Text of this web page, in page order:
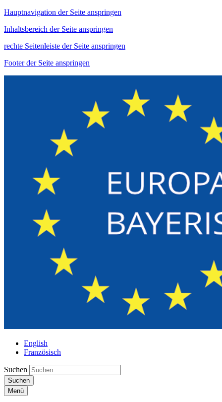
Hauptnavigation der Seite anspringen
Inhaltsbereich der Seite anspringen
rechte Seitenleiste der Seite anspringen
Footer der Seite anspringen
English
Französisch
Suchen
Suchen
Menü